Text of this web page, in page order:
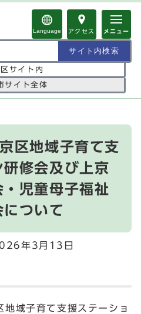
Language アクセス メニュー
区サイト内
サイト全体
区地域子育て支
修会及び上京
・児童母子福祉
ついて
年3月13日
域子育て支援ステーショ